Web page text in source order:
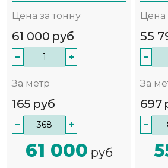
Цена за тонну
61 000 руб
− +
За метр
165 руб
− +
61 000 руб
Цена
55
−
За
697
−